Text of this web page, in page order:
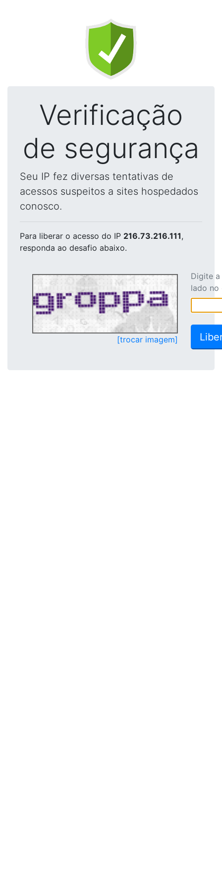
Verificação
de segurança
Seu IP fez diversas tentativas de
acessos suspeitos a sites hospedados
conosco.
Para liberar o acesso do IP 216.73.216.111,
responda ao desafio abaixo.
[trocar imagem]
Digite
lado no